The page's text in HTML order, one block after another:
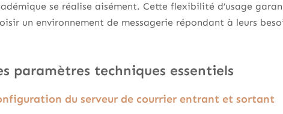
se réalise aisément. Cette flexibilité d’usage
un environnement de messagerie répondant à leurs
paramètres techniques essentiels
du serveur de courrier entrant et sortant